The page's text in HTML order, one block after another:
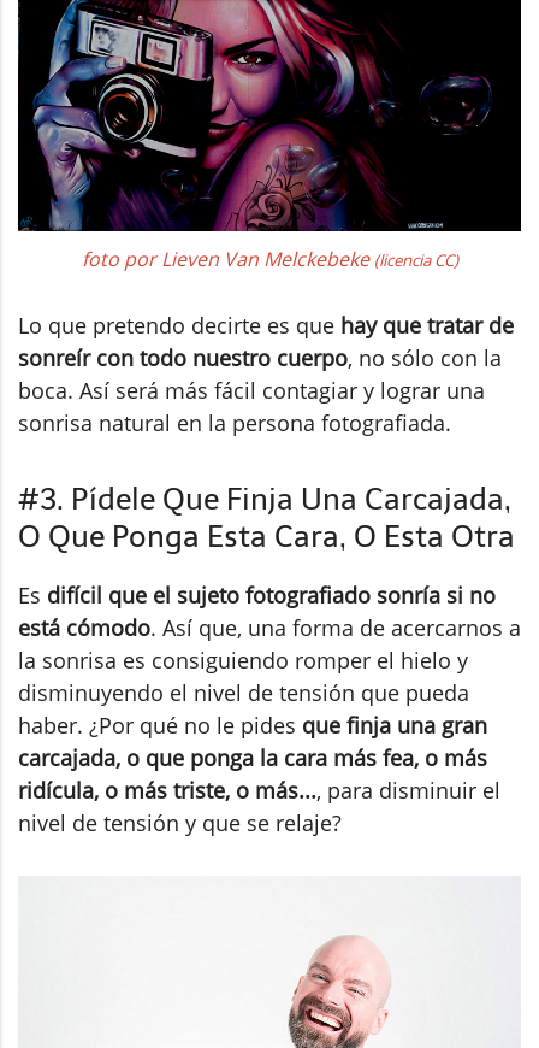
foto por Lieven Van Melckebeke (licencia CC)
Lo que pretendo decirte es que hay que tratar de
sonreír con todo nuestro cuerpo, no sólo con la
boca. Así será más fácil contagiar y lograr una
sonrisa natural en la persona fotografiada.
#3. Pídele Que Finja Una Carcajada,
O Que Ponga Esta Cara, O Esta Otra
Es difícil que el sujeto fotografiado sonría si no
está cómodo. Así que, una forma de acercarnos a
la sonrisa es consiguiendo romper el hielo y
disminuyendo el nivel de tensión que pueda
haber. ¿Por qué no le pides que finja una gran
carcajada, o que ponga la cara más fea, o más
ridícula, o más triste, o más..., para disminuir el
nivel de tensión y que se relaje?